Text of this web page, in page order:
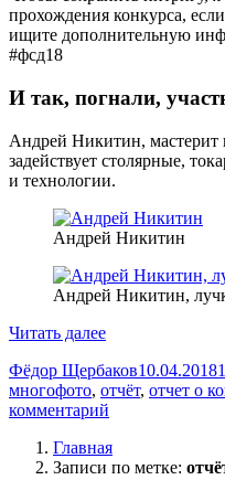
прохождения конкурса,
ищите дополнительную
#фсд18
И так, погнали,
Андрей Никитин, мастерит
задействует столярные,
и технологии.
Андрей Никитин
Андрей Никитин,
Читать далее«Как
главный
столярный
конкурс,
пила»
Автор
Фёдор Щербаков10.04.2018
многофото, отчёт, отчет о
комментарий
Как
продвигается
Главная
Записи по метке: